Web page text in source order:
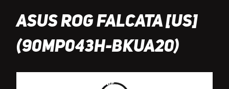
Asus ROG Falcata [US]
(90MP043H-BKUA20)
NA SPECJALNE ZAMÓWIENIE